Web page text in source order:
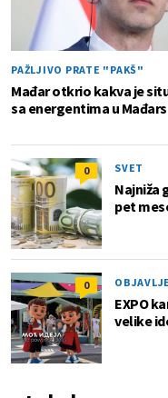
PAŽLJIVO PRATE "PAKŠ"
Mađar otkrio kakva je
sa energentima u
0 SVET
Najniža
pet
0
EXPO
velike